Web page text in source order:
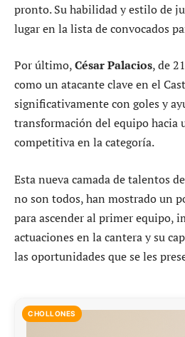
pronto. Su habilidad y estilo de
lugar en la lista de convocados
Por último,César Palacios, de
como un atacante clave en el
significativamente con goles y
transformación del equipo hacia
competitiva en la categoría.
Esta nueva camada de talentos
no son todos, han mostrado un
para ascender al primer equipo,
actuaciones en la cantera y su
las oportunidades que se les
CHOLLONES